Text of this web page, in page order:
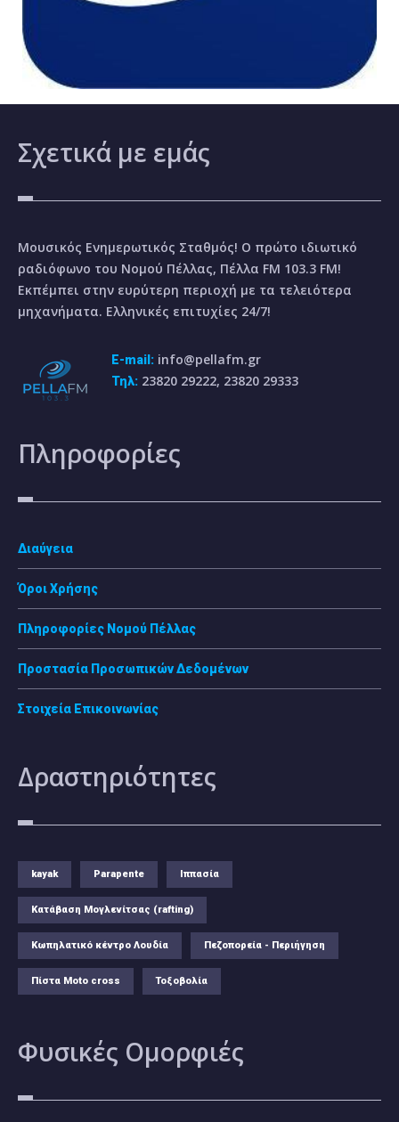
Σχετικά με εμάς
Μουσικός Ενημερωτικός Σταθμός! Ο πρώτο ιδιωτικό
ραδιόφωνο του Νομού Πέλλας, Πέλλα FM 103.3 FM!
Εκπέμπει στην ευρύτερη περιοχή με τα τελειότερα
μηχανήματα. Ελληνικές επιτυχίες 24/7!
E-mail: info@pellafm.gr
Τηλ: 23820 29222, 23820 29333
Πληροφορίες
Διαύγεια
Όροι Χρήσης
Πληροφορίες Νομού Πέλλας
Προστασία Προσωπικών Δεδομένων
Στοιχεία Επικοινωνίας
Δραστηριότητες
kayak Parapente Ιππασία
Κατάβαση Μογλενίτσας (rafting)
Κωπηλατικό κέντρο Λουδία Πεζοπορεία - Περιήγηση
Πίστα Moto cross Τοξοβολία
Φυσικές Ομορφιές